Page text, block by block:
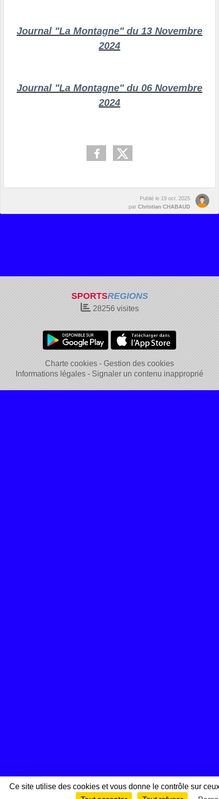
Journal "La Montagne" du 13 Novembre
2024
Journal "La Montagne" du 06 Novembre
2024
Publié le 19 oct. 2025
par Christian CHABAUD
SPORTSREGIONS
28256visites
Charte cookies
Gestion des cookies
Informations légales
Signaler un contenu inapproprié
Ce site utilise des cookies et vous donne le contrôle sur